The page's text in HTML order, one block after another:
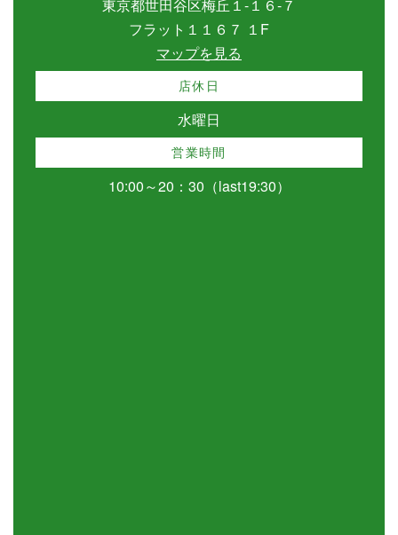
東京都世田谷区梅丘１-１６-７
フラット１１６７ １F
マップを見る
店休日
水曜日
営業時間
10:00～20：30（last19:30）